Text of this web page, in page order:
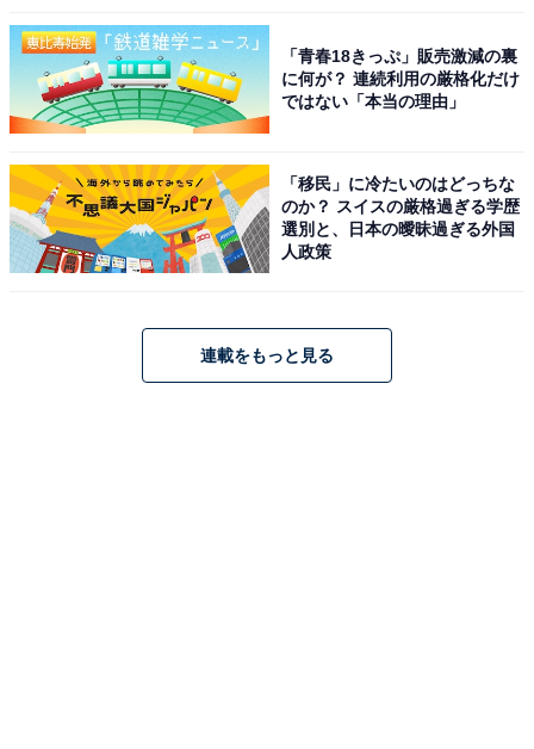
「青春18きっぷ」販売激減の裏
に何が？ 連続利用の厳格化だけ
ではない「本当の理由」
「移民」に冷たいのはどっちな
のか？ スイスの厳格過ぎる学歴
選別と、日本の曖昧過ぎる外国
人政策
連載をもっと見る